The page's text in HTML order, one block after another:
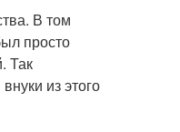
В том
просто
Так
из этого